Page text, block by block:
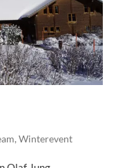
,Winterevent